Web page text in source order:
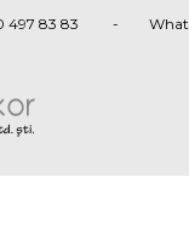
497 83 83